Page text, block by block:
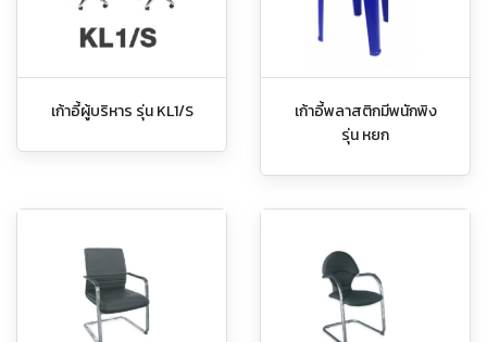
เก้าอี้ผู้บริหาร รุ่น KL1/S
เก้าอี้พลาสติกมีพนักพิง
รุ่น หยก